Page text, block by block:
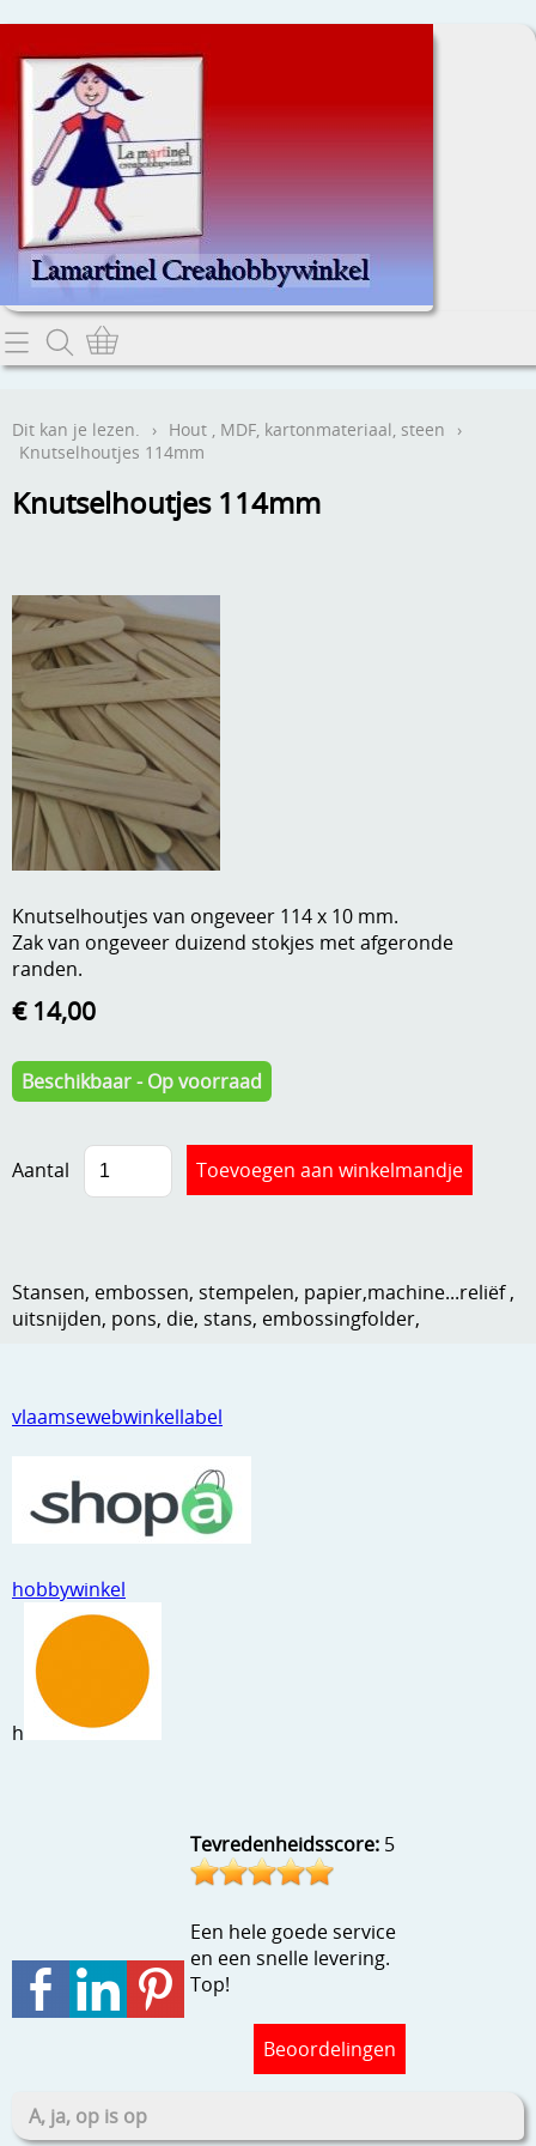
Home
Contact
Webwinkel
Aanbiedingen
Andere
Boeken en magazines
Dies om te stansen
DVD-CD
Embossen
Handige extra's
Hechtingsmaterialen
Hout , MDF, kartonmateriaal, steen
Kneedmateriaal
Knipvellen
Leuke versieringen
Netjes opbergen
Snijmaterialen
Speciaal papier
Stans machine en embossing machines
Stempels en zo
Template, mask, stencils, grids
Wat nog, een creatief kijkje
Verzend - en verpakkingsk
Mijn account
Info
Anders creatief
vlaamsewebwinkellabel
hobbywinkel
h
Tevredenheidsscore: 5
Een hele goede service
en een snelle levering.
Top!
Beoordelingen
A, ja, op is op
Dit kan je lezen. › Hout , MDF, kartonmateriaal, steen
›
Knutselhoutjes 114mm
Knutselhoutjes 114mm
Knutselhoutjes van ongeveer 114 x 10 mm.
Zak van ongeveer duizend stokjes met afgeronde
randen.
€ 14,00
Beschikbaar - Op voorraad
Aantal
Stansen, embossen, stempelen, papier,machine...reliëf ,
uitsnijden, pons, die, stans, embossingfolder,